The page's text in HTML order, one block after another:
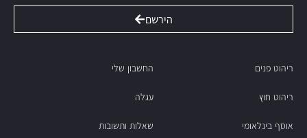
הירשם
ריהוט פנים
ריהוט חוץ
אוסף בינלאומי
החשבון שלי
עגלה
שאלות ותשובות